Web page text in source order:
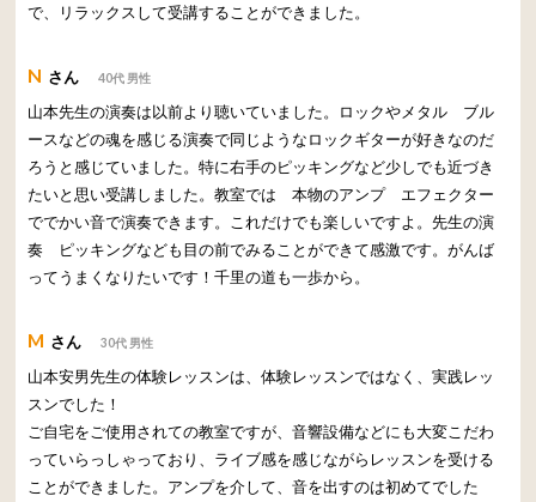
で、リラックスして受講することができました。
N さん 40代 男性
山本先生の演奏は以前より聴いていました。ロックやメタル ブル
ースなどの魂を感じる演奏で同じようなロックギターが好きなのだ
ろうと感じていました。特に右手のピッキングなど少しでも近づき
たいと思い受講しました。教室では 本物のアンプ エフェクター
ででかい音で演奏できます。これだけでも楽しいですよ。先生の演
奏 ピッキングなども目の前でみることができて感激です。がんば
ってうまくなりたいです！千里の道も一歩から。
M さん 30代 男性
山本安男先生の体験レッスンは、体験レッスンではなく、実践レッ
スンでした！
ご自宅をご使用されての教室ですが、音響設備などにも大変こだわ
っていらっしゃっており、ライブ感を感じながらレッスンを受ける
ことができました。アンプを介して、音を出すのは初めてでした